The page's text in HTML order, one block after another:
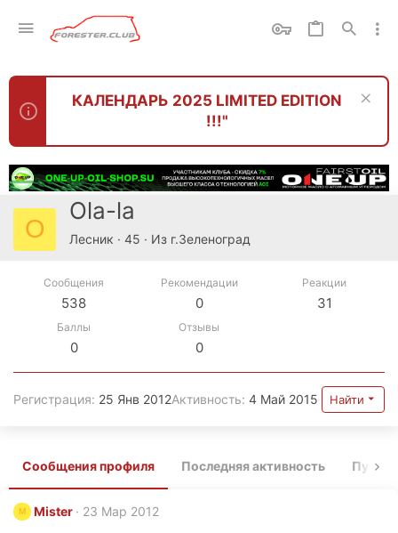
КАЛЕНДАРЬ 2025 LIMITED EDITION
!!!"
O
Ola-la
Лесник · 45 · Из г.Зеленоград
Сообщения
538
Рекомендации
0
Реакции
31
Баллы
0
Отзывы
0
Регистрация 25 Янв 2012Активность 4 Май 2015 Найти
Сообщения профиля Последняя активность
M Mister 23 Мар 2012